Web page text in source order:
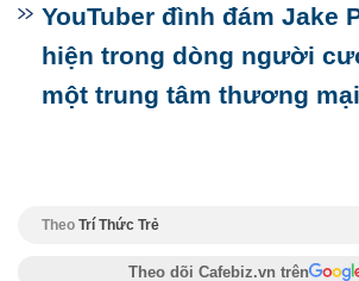
YouTuber đình đám Jake
hiện trong dòng người
một trung tâm thương
Theo Trí Thức Trẻ
Theo dõi Cafebiz.vn trên